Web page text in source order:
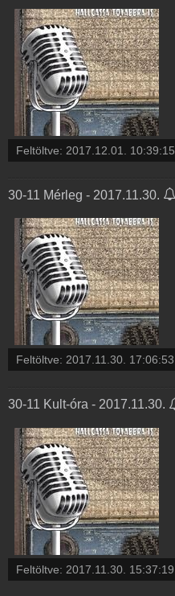
Feltöltve: 2017.12.01. 10:39:15
30-11 Mérleg - 2017.11.30.
Feltöltve: 2017.11.30. 17:06:53
30-11 Kult-óra - 2017.11.30.
Feltöltve: 2017.11.30. 15:37:19